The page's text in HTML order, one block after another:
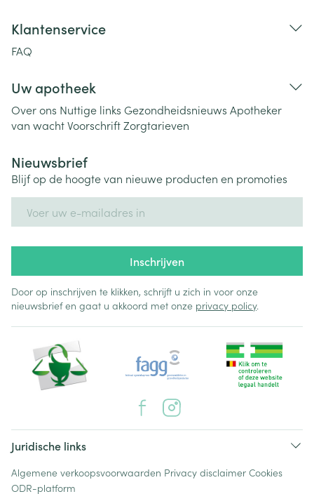
Klantenservice
FAQ
Uw apotheek
Over ons Nuttige links Gezondheidsnieuws Apotheker
van wachtVoorschriftZorgtarieven
Nieuwsbrief
Blijf op de hoogte van nieuwe producten en promoties
Inschrijven
Door op inschrijven te klikken, schrijft u zich in voor onze
nieuwsbrief en gaat u akkoord met onze privacy policy.
Juridische links
Algemene verkoopsvoorwaarden Privacy disclaimer Cookies
ODR-platform